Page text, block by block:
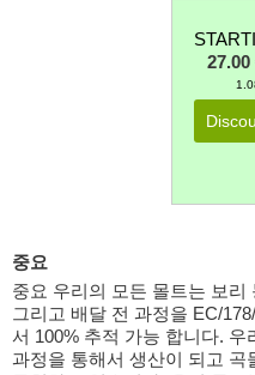
27.00
중요
중요 우리의 모든 몰트는 보리
그리고 배달 전 과정을 EC/
서 100% 추적 가능 합니다.
과정을 통해서 생산이 되고 곡